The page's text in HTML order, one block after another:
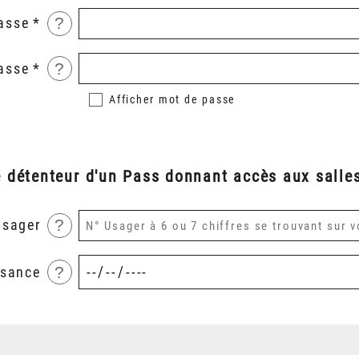
?
?
Afficher mot de passe
détenteur d'un Pass donnant accès aux
?
?